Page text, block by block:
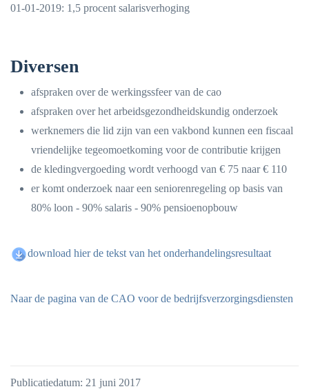
01-01-2019: 1,5 procent salarisverhoging
Diversen
afspraken over de werkingssfeer van de cao
afspraken over het arbeidsgezondheidskundig onderzoek
werknemers die lid zijn van een vakbond kunnen een fiscaal
vriendelijke tegeomoetkoming voor de contributie krijgen
de kledingvergoeding wordt verhoogd van € 75 naar € 110
er komt onderzoek naar een seniorenregeling op basis van
80% loon - 90% salaris - 90% pensioenopbouw
download hier de tekst van het onderhandelingsresultaat
Naar de pagina van de CAO voor de bedrijfsverzorgingsdiensten
Publicatiedatum: 21 juni 2017